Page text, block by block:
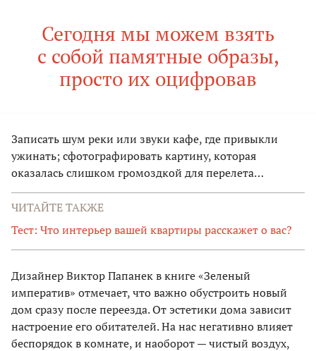
Сегодня мы можем взять
с собой памятные образы,
просто их оцифровав
Записать шум реки или звуки кафе, где привыкли
ужинать; сфотографировать картину, которая
оказалась слишком громоздкой для перелета…
ЧИТАЙТЕ ТАКЖЕ
Тест: Что интерьер вашей квартиры расскажет о вас?
Дизайнер Виктор Папанек в книге «Зеленый
императив» отмечает, что важно обустроить новый
дом сразу после переезда. От эстетики дома зависит
настроение его обитателей. На нас негативно влияет
беспорядок в комнате, и наоборот — чистый воздух,